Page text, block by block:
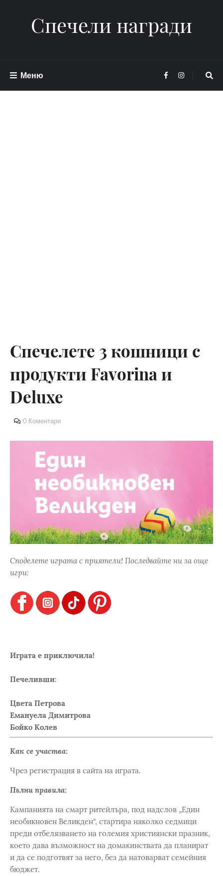
Спечели награди
Меню
Спечелете 3 кошници с
продукти Favorina и
Deluxe
0 Коментари
Споделете играта с приятели! Последвайте ни за още
игри:
Играта е приключила!
Печеливши:
Цвета Петрова
Емануела Димитрова
Бойко Колев
Как се участва:
Чрез регистрация в сайта на играта.
Пълни правила:
Кампанията на смарт ритейлъра, под надслов „Един
необикновен Великден“, стартира няколко седмици
преди отбелязването на големия християнски празник,
което дава възможност на домакинствата да планират
и да се подготвят за него, без да натоварват семейния
бюджет.